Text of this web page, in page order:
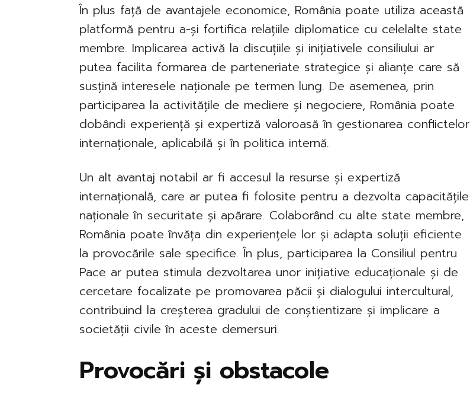
În plus față de avantajele economice, România poate utiliza această
platformă pentru a-și fortifica relațiile diplomatice cu celelalte state
membre. Implicarea activă la discuțiile și inițiativele consiliului ar
putea facilita formarea de parteneriate strategice și alianțe care să
susțină interesele naționale pe termen lung. De asemenea, prin
participarea la activitățile de mediere și negociere, România poate
dobândi experiență și expertiză valoroasă în gestionarea conflictelor
internaționale, aplicabilă și în politica internă.
Un alt avantaj notabil ar fi accesul la resurse și expertiză
internațională, care ar putea fi folosite pentru a dezvolta capacitățile
naționale în securitate și apărare. Colaborând cu alte state membre,
România poate învăța din experiențele lor și adapta soluții eficiente
la provocările sale specifice. În plus, participarea la Consiliul pentru
Pace ar putea stimula dezvoltarea unor inițiative educaționale și de
cercetare focalizate pe promovarea păcii și dialogului intercultural,
contribuind la creșterea gradului de conștientizare și implicare a
societății civile în aceste demersuri.
Provocări și obstacole